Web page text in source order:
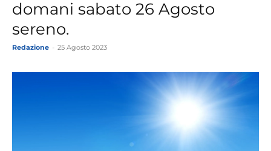
domani sabato 26 Agosto
sereno.
Redazione 25 Agosto 2023